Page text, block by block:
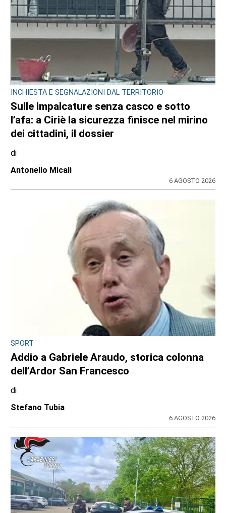
INCHIESTA E SEGNALAZIONI DAL TERRITORIO
Sulle impalcature senza casco e sotto
l’afa: a Ciriè la sicurezza finisce nel mirino
dei cittadini, il dossier
di
Antonello Micali
6 AGOSTO 2026
SPORT
Addio a Gabriele Araudo, storica colonna
dell’Ardor San Francesco
di
Stefano Tubia
6 AGOSTO 2026